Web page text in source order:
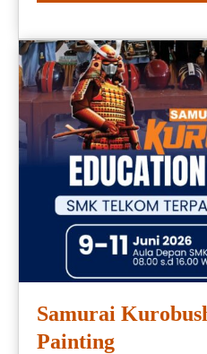
Samurai
Painting